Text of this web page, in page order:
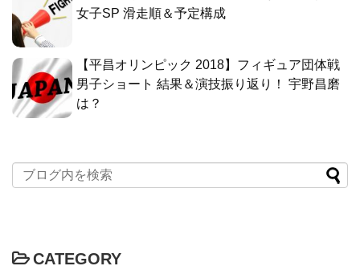
女子SP 滑走順＆予定構成
【平昌オリンピック 2018】フィギュア団体戦
男子ショート 結果＆演技振り返り！ 宇野昌磨
は？
CATEGORY